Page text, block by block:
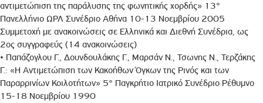
αvτιμετώπιση της παράλυσης της φωνητικής χορδής» 13°
Πανελλήνιο ΩΡΛ Συνέδριο Αθήνα 10-13 Νοεμβρίου 2005
Συμμετοχή με ανακοινώσεις σε Ελληνικά και Διεθνή Συνέδρια, ως
2ος συγγραφεύς (14 ανακοινώσεις)
• Παπάζογλου Γ., Δουνδουλάκης Γ., Μαρσάν Ν., Τσωνης Ν., Τερζάκης
Γ.: «Η Avτιμετώπιση των Κακοήθων Όγκων της Ρινός και των
Παραρρινίων Κοιλοτήτων» 5° Παγκρήτιο Ιατρικό Συνέδριο Ρέθυμνο
15-18 Νοεμβρίου 1990